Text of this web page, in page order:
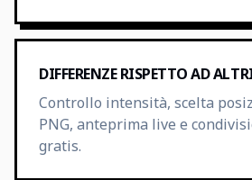
DIFFERENZE RISPETTO AD
Controllo intensità, scelta
PNG, anteprima live e
gratis.